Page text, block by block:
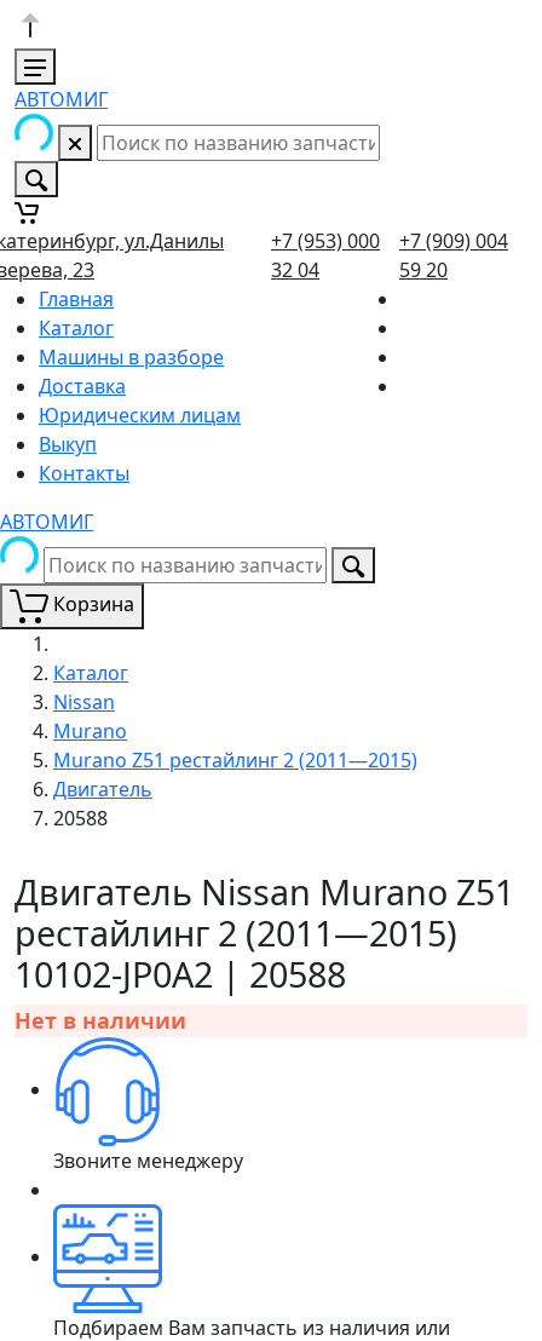
АВТОМИГ
ул.Данилы
23
+7 (953) 000
32 04
+7 (909) 004
59 20
Главная
Каталог
Машины в разборе
Доставка
Юридическим лицам
Выкуп
Контакты
АВТОМИГ
Корзина
Каталог
Nissan
Murano
Murano Z51 рестайлинг 2 (2011—2015)
Двигатель
20588
Двигатель Nissan Murano Z51
рестайлинг 2 (2011—2015)
10102-JP0A2 | 20588
Нет в наличии
Звоните менеджеру
Подбираем Вам запчасть из наличия или